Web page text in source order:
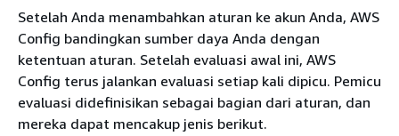
Setelah Anda menambahkan aturan ke akun Anda, AWS
Config bandingkan sumber daya Anda dengan
ketentuan aturan. Setelah evaluasi awal ini, AWS
Config terus jalankan evaluasi setiap kali dipicu. Pemicu
evaluasi didefinisikan sebagai bagian dari aturan, dan
mereka dapat mencakup jenis berikut.